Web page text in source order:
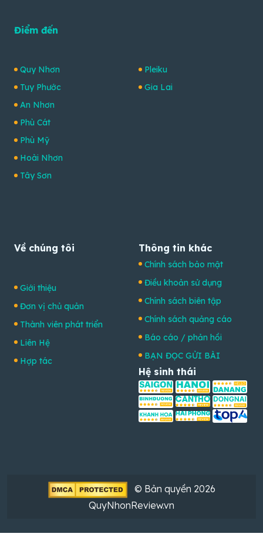
Điểm đến
Quy Nhơn
Tuy Phước
An Nhơn
Phù Cát
Phù Mỹ
Hoài Nhơn
Tây Sơn
Pleiku
Gia Lai
Về chúng tôi
Giới thiệu
Đơn vị chủ quản
Thành viên phát triển
Liên Hệ
Hợp tác
Thông tin khác
Chính sách bảo mật
Điều khoản sử dụng
Chính sách biên tập
Chính sách quảng cáo
Báo cáo / phản hồi
BẠN ĐỌC GỬI BÀI
Hệ sinh thái
© Bản quyền 2026
QuyNhonReview.vn